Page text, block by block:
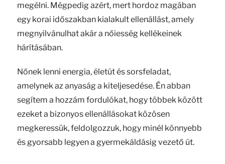
megélni. Mégpedig azért, mert hordoz magában
egy korai időszakban kialakult ellenállást, amely
megnyilvánulhat akár a nőiesség kellékeinek
hárításában.
Nőnek lenni energia, életút és sorsfeladat,
amelynek az anyaság a kiteljesedése. Én abban
segítem a hozzám fordulókat, hogy többek között
ezeket a bizonyos ellenállásokat közösen
megkeressük, feldolgozzuk, hogy minél könnyebb
és gyorsabb legyen a gyermekáldásig vezető út.